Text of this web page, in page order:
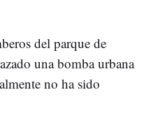
del parque de
una bomba urbana
no ha sido